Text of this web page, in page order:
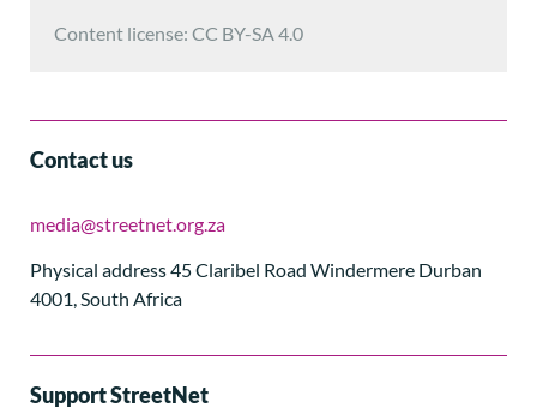
Content license: CC BY-SA 4.0
Contact us
media@streetnet.org.za
Physical address 45 Claribel Road Windermere Durban
4001, South Africa
Support StreetNet